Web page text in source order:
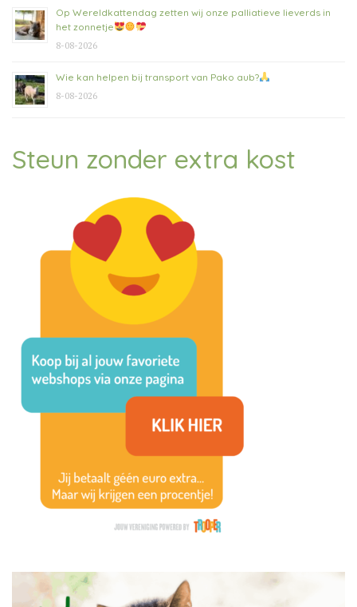
Op Wereldkattendag zetten wij onze palliatieve lieverds in
het zonnetje
8-08-2026
Wie kan helpen bij transport van Pako aub?
8-08-2026
Steun zonder extra kost